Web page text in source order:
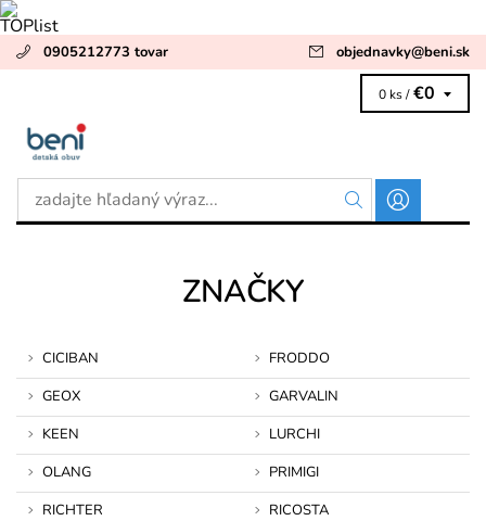
0905212773 tovar objednavky@beni.sk
0 ks / €0
ZNAČKY
CICIBAN
FRODDO
GEOX
GARVALIN
KEEN
LURCHI
OLANG
PRIMIGI
RICHTER
RICOSTA